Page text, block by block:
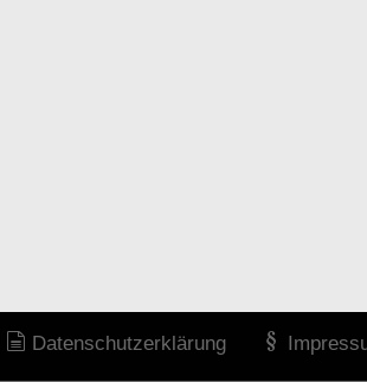
Datenschutzerklärung